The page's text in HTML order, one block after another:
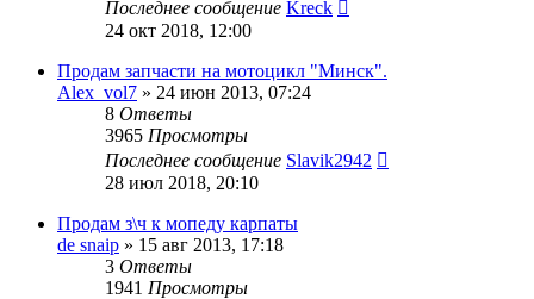
Последнее сообщение Kreck
24 окт 2018, 12:00
Продам запчасти на мотоцикл "Минск".
Alex_vol7 » 24 июн 2013, 07:24
8 Ответы
3965 Просмотры
Последнее сообщение Slavik2942
28 июл 2018, 20:10
Продам з\ч к мопеду карпаты
de snaip » 15 авг 2013, 17:18
3 Ответы
1941 Просмотры